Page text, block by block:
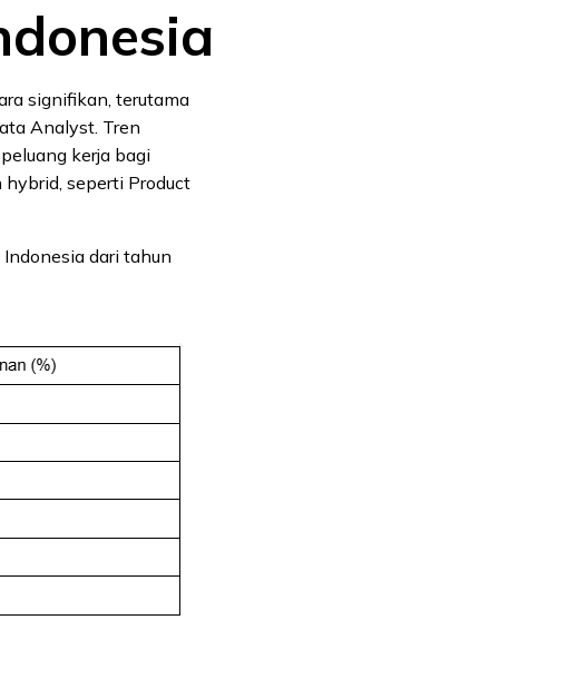
signifikan, terutama
Analyst. Tren
kerja bagi
seperti Product
dari tahun